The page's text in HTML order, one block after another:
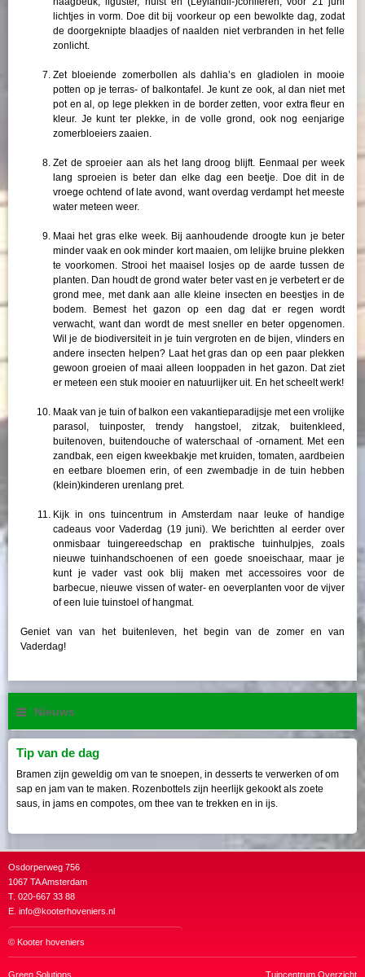
lichtjes in vorm. Doe dit bij voorkeur op een bewolkte dag, zodat
de doorgeknipte blaadjes of naalden niet verbranden in het felle
zonlicht.
Zet bloeiende zomerbollen als dahlia’s en gladiolen in mooie
potten op je terras- of balkontafel. Je kunt ze ook, al dan niet met
pot en al, op lege plekken in de border zetten, voor extra fleur en
kleur. Je kunt ter plekke, in de volle grond, ook nog eenjarige
zomerbloeiers zaaien.
Zet de sproeier aan als het lang droog blijft. Eenmaal per week
lang sproeien is beter dan elke dag een beetje. Doe dit in de
vroege ochtend of late avond, want overdag verdampt het meeste
water meteen weer.
Maai het gras elke week. Bij aanhoudende droogte kun je beter
minder vaak en ook minder kort maaien, om lelijke bruine plekken
te voorkomen. Strooi het maaisel losjes op de aarde tussen de
planten. Dan houdt de grond water beter vast en je verbetert er de
grond mee, met dank aan alle kleine insecten en beestjes in de
bodem. Bemest het gazon op een dag dat er regen wordt
verwacht, want dan wordt de mest sneller en beter opgenomen.
Wil je de biodiversiteit in je tuin vergroten en de bijen, vlinders en
andere insecten helpen? Laat het gras dan op een paar plekken
gewoon groeien of maai alleen looppaden in het gazon. Dat ziet
er meteen een stuk mooier en natuurlijker uit. En het scheelt werk!
Maak van je tuin of balkon een vakantieparadijsje met een vrolijke
parasol, tuinposter, trendy hangstoel, zitzak, buitenkleed,
buitenoven, buitendouche of waterschaal of -ornament. Met een
zandbak, een eigen kweekbakje met kruiden, tomaten, aardbeien
en eetbare bloemen erin, of een zwembadje in de tuin hebben
(klein)kinderen urenlang pret.
Kijk in ons tuincentrum in Amsterdam naar leuke of handige
cadeaus voor Vaderdag (19 juni). We berichtten al eerder over
onmisbaar tuingereedschap en praktische tuinhulpjes, zoals
nieuwe tuinhandschoenen of een goede snoeischaar, maar je
kunt je vader vast ook blij maken met accessoires voor de
barbecue, nieuwe vissen of water- en oeverplanten voor de vijver
of een luie tuinstoel of hangmat.
Geniet van van het buitenleven, het begin van de zomer en van
Vaderdag!
Nieuws
Tip van de dag
Bramen zijn geweldig om van te snoepen, in desserts te verwerken of om
sap en jam van te maken. Rozenbottels zijn heerlijk gekookt als zoete
saus, in jams en compotes, om thee van te trekken en in ijs.
Osdorperweg 756
1067 TA Amsterdam
T. 020-667 33 88
E. info@kooterhoveniers.nl
© Kooter hoveniers
Green Solutions Tuincentrum Overzicht